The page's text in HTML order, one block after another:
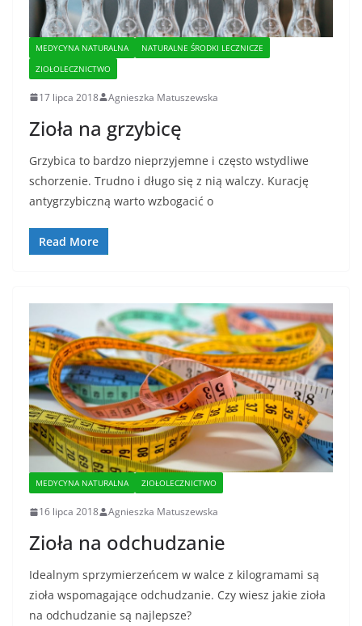
MEDYCYNA NATURALNA
NATURALNE ŚRODKI LECZNICZE
ZIOŁOLECZNICTWO
17 lipca 2018 Agnieszka Matuszewska
Zioła na grzybicę
Grzybica to bardzo nieprzyjemne i często wstydliwe
schorzenie. Trudno i długo się z nią walczy. Kurację
antygrzybiczną warto wzbogacić o
Read More
MEDYCYNA NATURALNA ZIOŁOLECZNICTWO
16 lipca 2018 Agnieszka Matuszewska
Zioła na odchudzanie
Idealnym sprzymierzeńcem w walce z kilogramami są
zioła wspomagające odchudzanie. Czy wiesz jakie zioła
na odchudzanie są najlepsze?